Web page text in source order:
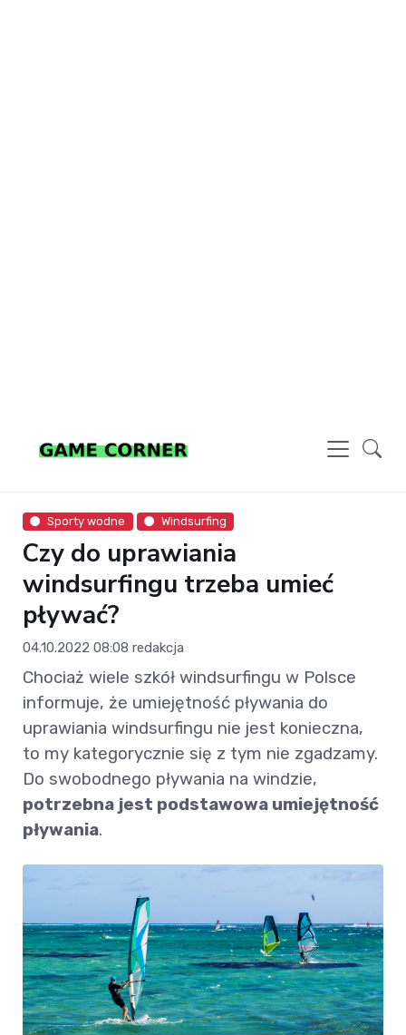
Sporty wodne Windsurfing
Czy do uprawiania
windsurfingu trzeba umieć
pływać?
04.10.2022 08:08 redakcja
Chociaż wiele szkół windsurfingu w Polsce
informuje, że umiejętność pływania do
uprawiania windsurfingu nie jest konieczna,
to my kategorycznie się z tym nie zgadzamy.
Do swobodnego pływania na windzie,
potrzebna jest podstawowa umiejętność
pływania.